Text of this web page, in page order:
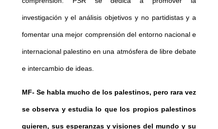
investigación y el análisis objetivos y no partidistas y a
fomentar una mejor comprensión del entorno nacional e
internacional palestino en una atmósfera de libre debate
e intercambio de ideas.
MF- Se habla mucho de los palestinos, pero rara vez
se observa y estudia lo que los propios palestinos
quieren, sus esperanzas y visiones del mundo y su